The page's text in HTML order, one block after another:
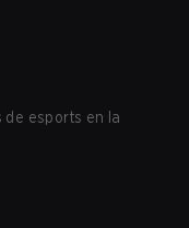
de esports en la